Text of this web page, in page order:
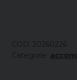
COD: 20260226
Categorie: